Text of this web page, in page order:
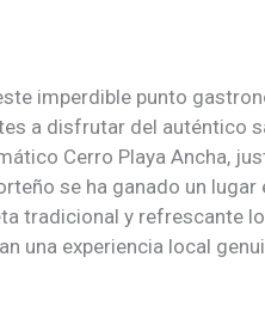
imperdible punto
a disfrutar del auténtico
Cerro Playa Ancha,
se ha ganado un lugar
tradicional y refrescante
una experiencia local